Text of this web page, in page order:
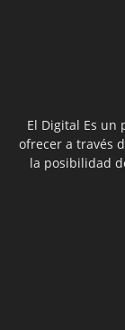
El Digital Es un
ofrecer a través
la posibilidad